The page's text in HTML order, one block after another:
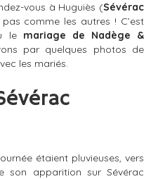
vous à Huguiès (Sévérac
comme les autres ! C’est
le mariage de Nadège &
par quelques photos de
les mariés.
étaient pluvieuses, vers
son apparition sur Sévérac